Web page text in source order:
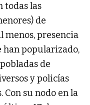
todas las
de
menos, presencia
han popularizado,
de
y policías
Con su nodo en la